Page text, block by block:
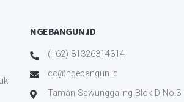
NGEBANGUN.ID
(+62) 81326314314
cc@ngebangun.id
Taman Sawunggaling Blok D No.3-